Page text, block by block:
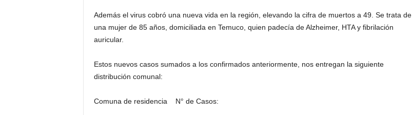
Además el virus cobró una nueva vida en la región, elevando la cifra de muertos a 49. Se trata de
una mujer de 85 años, domiciliada en Temuco, quien padecía de Alzheimer, HTA y fibrilación
auricular.
Estos nuevos casos sumados a los confirmados anteriormente, nos entregan la siguiente
distribución comunal:
Comuna de residencia N° de Casos: